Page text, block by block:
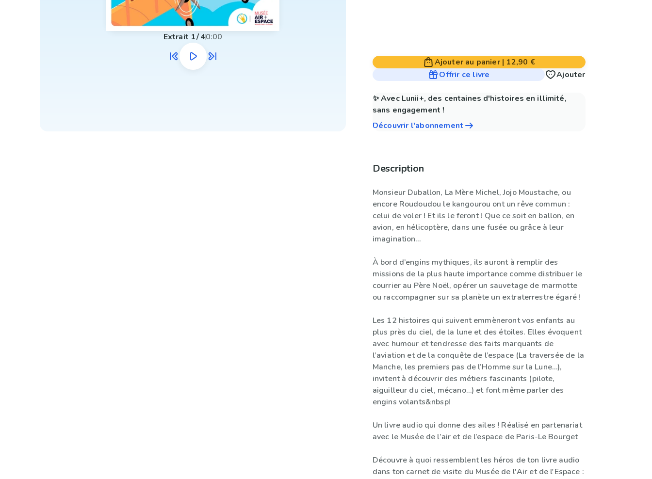
Extrait 1/40:00
Ajouter au panier| 12,90 €
Offrir ce livre
Ajouter
✨ Avec Lunii+, des centaines d'histoires en illimité,
sans engagement !
Découvrir l'abonnement
Description
Monsieur Duballon, La Mère Michel, Jojo Moustache, ou
encore Roudoudou le kangourou ont un rêve commun :
celui de voler ! Et ils le feront ! Que ce soit en ballon, en
avion, en hélicoptère, dans une fusée ou grâce à leur
imagination…
À bord d’engins mythiques, ils auront à remplir des
missions de la plus haute importance comme distribuer le
courrier au Père Noël, opérer un sauvetage de marmotte
ou raccompagner sur sa planète un extraterrestre égaré !
Les 12 histoires qui suivent emmèneront vos enfants au
plus près du ciel, de la lune et des étoiles. Elles évoquent
avec humour et tendresse des faits marquants de
l’aviation et de la conquête de l’espace (La traversée de la
Manche, les premiers pas de l’Homme sur la Lune…),
invitent à découvrir des métiers fascinants (pilote,
aiguilleur du ciel, mécano…) et font même parler des
engins volants&nbsp!
Un livre audio qui donne des ailes ! Réalisé en partenariat
avec le Musée de l’air et de l’espace de Paris-Le Bourget
Découvre à quoi ressemblent les héros de ton livre audio
dans ton carnet de visite du Musée de l'Air et de l'Espace :